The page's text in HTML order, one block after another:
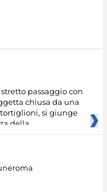
passaggio con
chiusa da una
si giunge
della